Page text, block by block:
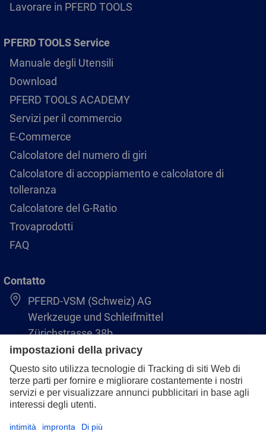
Lavorare in PFERD TOOLS
PFERD TOOLS Service
Manuale degli Utensili
Download
PFERD TOOLS ACADEMY
Servizi per il commercio
E-Commerce
Calcolatore del numero di giri
Calcolatore di accoppiamento e calcolatore di
tolleranza
Calcolatore del G-Ratio
Trovaprodotti
FAQ
Contatto
PFERD-VSM (Schweiz) AG
Werkzeuge und Schleifmittel
Zürichstrasse 38b
8306 Brüttisellen
+41 44 805 2828
info@pferd-vsm.ch